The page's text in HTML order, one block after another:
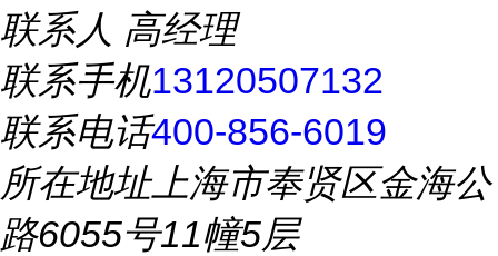
联系人 高经理
联系手机13120507132
联系电话400-856-6019
所在地址上海市奉贤区金海公
路6055号11幢5层